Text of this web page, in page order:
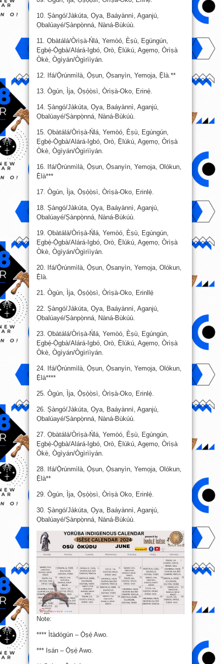
10. Șàngó/Jàkúta, Ọya, Baáyànnì, Aganjú,
Ọbalúayé/Ṣànpọ̀nná, Nàná-Bùkúù.
11. Ọbàtálá/Òrìṣà-Ńlá, Yemòó, Èṣù, Egúngún,
Ẹgbẹ́-Ọ̀gbà/Alárá-Igbó, Orò, Ẹ̀lúkú, Agẹmọ, Òrìṣà
Òkè, Ògìyán/Ògìrììyán.
12. Ifá/Ọ̀rúnmìlà, Ọ̀ṣun, Ọ̀sanyìn, Yemọja, Ẹ̀là.**
13. Ògún, Ìja, Ọ̀ṣọ́ọ̀sì, Òrìṣà-Oko, Erinẹ̀.
14. Șàngó/Jàkúta, Ọya, Baáyànnì, Aganjú,
Ọbalúayé/Ṣànpọ̀nná, Nàná-Bùkúù.
15. Ọbàtálá/Òrìṣà-Ńlá, Yemòó, Èṣù, Egúngún,
Ẹgbẹ́-Ọ̀gbà/Alárá-Igbó, Orò, Ẹ̀lúkú, Agẹmọ, Òrìṣà
Òkè, Ògìyán/Ògìrììyán.
16. Ifá/Ọ̀rúnmìlà, Ọ̀ṣun, Ọ̀sanyìn, Yemọja, Olókun,
Ẹ̀là***
17. Ògún, Ìja, Ọ̀ṣọ́ọ̀sì, Òrìṣà-Oko, Erinlẹ̀.
18. Șàngó/Jàkúta, Ọya, Baáyànnì, Aganjú,
Ọbalúayé/Ṣànpọ̀nná, Nàná-Bùkúù.
19. Ọbàtálá/Òrìṣà-Ńlá, Yemòó, Èṣù, Egúngún,
Ẹgbẹ́-Ọ̀gbà/Alárá-Igbó, Orò, Ẹ̀lúkú, Agẹmọ, Òrìṣà
Òkè, Ògìyán/Ògìrììyán.
20. Ifá/Ọ̀rúnmìlà, Ọ̀ṣun, Ọ̀sanyìn, Yemọja, Olókun,
Ẹ̀là.
21. Ògún, Ìja, Ọ̀ṣọ́ọ̀sì, Òrìṣà-Oko, Erinllẹ̀
22. Șàngó/Jàkúta, Ọya, Baáyànnì, Aganjú,
Ọbalúayé/Ṣànpọ̀nná, Nàná-Bùkúù.
23. Ọbàtálá/Òrìṣà-Ńlá, Yemòó, Èṣù, Egúngún,
Ẹgbẹ́-Ọ̀gbà/Alárá-Igbó, Orò, Ẹ̀lúkú, Agẹmọ, Òrìṣà
Òkè, Ògìyán/Ògìrììyán.
24. Ifá/Ọ̀rúnmìlà, Ọ̀ṣun, Ọ̀sanyìn, Yemọja, Olókun,
Ẹ̀là****
25. Ògún, Ìja, Ọ̀ṣọ́ọ̀sì, Òrìṣà-Oko, Erinlẹ̀.
26. Șàngó/Jàkúta, Ọya, Baáyànnì, Aganjú,
Ọbalúayé/Ṣànpọ̀nná, Nàná-Bùkúù.
27. Ọbàtálá/Òrìṣà-Ńlá, Yemòó, Èṣù, Egúngún,
Ẹgbẹ́-Ọ̀gbà/Alárá-Igbó, Orò, Ẹ̀lúkú, Agẹmọ, Òrìṣà
Òkè, Ògìyán/Ògìrììyán.
28. Ifá/Ọ̀rúnmìlà, Ọ̀ṣun, Ọ̀sanyìn, Yemọja, Olókun,
Ẹ̀là**
29. Ògún, Ìja, Ọ̀ṣọ́ọ̀sì, Òrìṣà Oko, Erinlẹ̀.
30. Șàngó/Jàkúta, Ọya, Baáyànnì, Aganjú,
Ọbalúayé/Ṣànpọ̀nná, Nàná-Bùkúù.
Note:
**** Ìtàdógún – Ọ̀ṣẹ̀ Awo.
*** Isán – Ọ̀ṣẹ̀ Awo.